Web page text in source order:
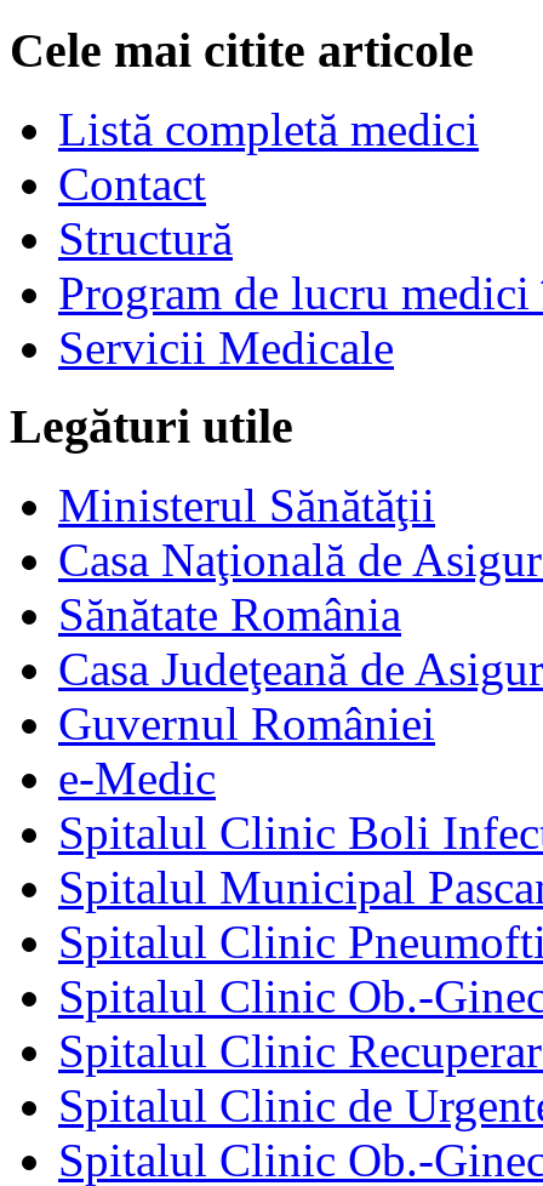
Cele mai citite articole
Listă completă medici
Contact
Structură
Program de lucru
Servicii Medicale
Legături utile
Ministerul Sănătăţii
Casa Naţională de
Sănătate România
Casa Judeţeană de
Guvernul României
e-Medic
Spitalul Clinic Boli
Spitalul Municipal
Spitalul Clinic
Spitalul Clinic Ob.-
Spitalul Clinic
Spitalul Clinic de
Spitalul Clinic Ob.-